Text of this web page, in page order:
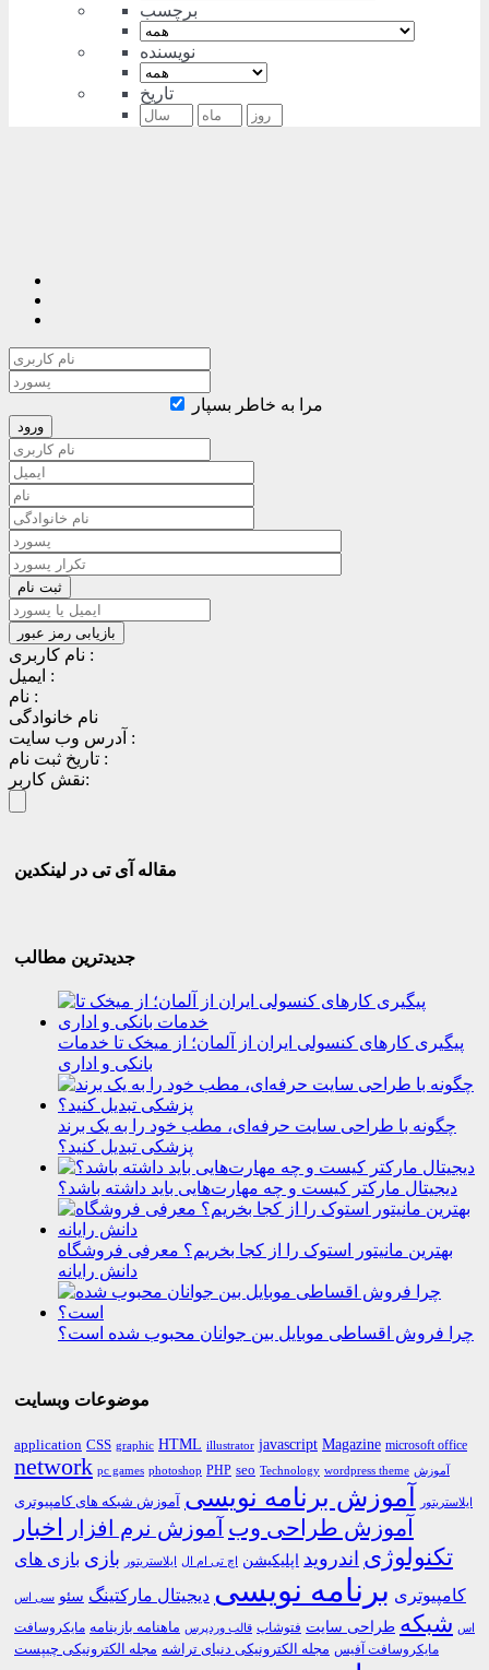
برچسب
نویسنده
تاریخ
مرا به خاطر بسپار
نام کاربری :
ایمیل :
نام :
نام خانوادگی
آدرس وب سایت :
تاریخ ثبت نام :
نقش کاربر:
مقاله آی تی در لینکدین
جدیدترین مطالب
پیگیری کارهای کنسولی ایران از آلمان؛ از میخک تا خدمات
بانکی و اداری
چگونه با طراحی سایت حرفه‌ای، مطب خود را به یک برند
پزشکی تبدیل کنید؟
دیجیتال مارکتر کیست و چه مهارت‌هایی باید داشته باشد؟
بهترین مانیتور استوک را از کجا بخریم؟ معرفی فروشگاه
دانش رایانه
چرا فروش اقساطی موبایل بین جوانان محبوب شده است؟
موضوعات وبسایت
application CSS graphic HTML illustrator javascript Magazine microsoft office
network pc games photoshop PHP seo Technology wordpress theme آموزش
ایلاستریتور آموزش برنامه نویسی آموزش شبکه های کامپیوتری
آموزش طراحی وب آموزش نرم افزار اخبار
تکنولوژی اندروید اپلیکیشن اچ تی ام ال ایلاستریتور بازی بازی های
کامپیوتری برنامه نویسی دیجیتال مارکتینگ سئو سی اس
اس شبکه طراحی سایت فتوشاپ قالب وردپرس ماهنامه بازینامه مایکروسافت
مایکروسافت آفیس مجله الکترونیکی دنیای تراشه مجله الکترونیکی چیپست